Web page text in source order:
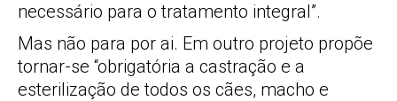
necessário para o tratamento integral”.
Mas não para por ai. Em outro projeto propõe
tornar-se “obrigatória a castração e a
esterilização de todos os cães, macho e